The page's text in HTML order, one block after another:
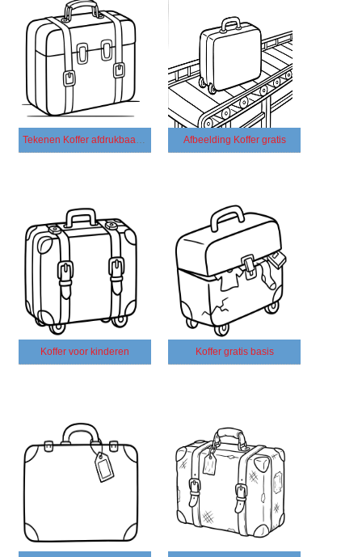
Tekenen Koffer afdrukbaar basis Afbeelding Koffer gratis
Koffer voor kinderen Koffer gratis basis